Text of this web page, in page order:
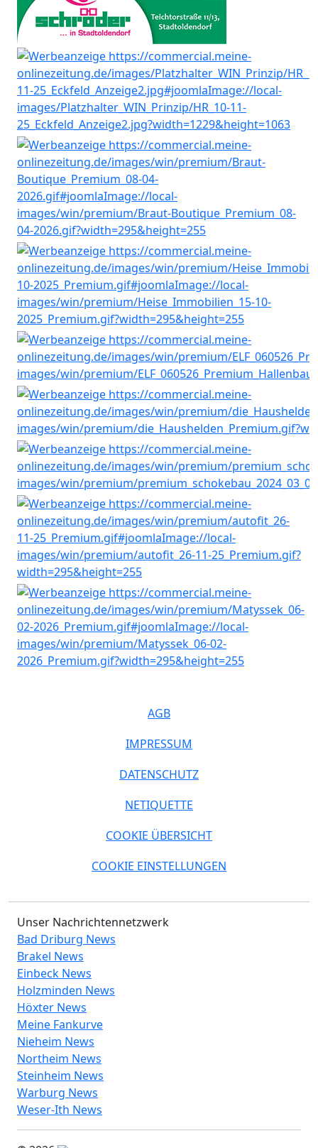
AGB
IMPRESSUM
DATENSCHUTZ
NETIQUETTE
COOKIE ÜBERSICHT
COOKIE EINSTELLUNGEN
Unser Nachrichtennetzwerk
Bad Driburg News
Brakel News
Einbeck News
Holzminden News
Höxter News
Meine Fankurve
Nieheim News
Northeim News
Steinheim News
Warburg News
Weser-Ith News